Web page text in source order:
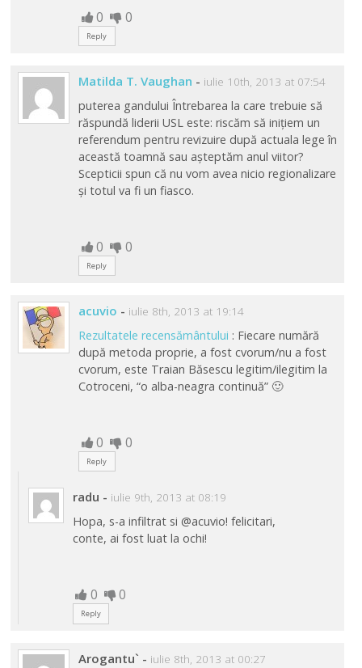
0 0
Reply
Matilda T. Vaughan - iulie 10th, 2013 at 07:54
puterea gandului Întrebarea la care trebuie să
răspundă liderii USL este: riscăm să inițiem un
referendum pentru revizuire după actuala lege în
această toamnă sau așteptăm anul viitor?
Scepticii spun că nu vom avea nicio regionalizare
și totul va fi un fiasco.
0 0
Reply
acuvio - iulie 8th, 2013 at 19:14
Rezultatele recensământului : Fiecare numără
după metoda proprie, a fost cvorum/nu a fost
cvorum, este Traian Băsescu legitim/ilegitim la
Cotroceni, “o alba-neagra continuă” 🙂
0 0
Reply
radu - iulie 9th, 2013 at 08:19
Hopa, s-a infiltrat si @acuvio! felicitari,
conte, ai fost luat la ochi!
0 0
Reply
Arogantu` - iulie 8th, 2013 at 00:27